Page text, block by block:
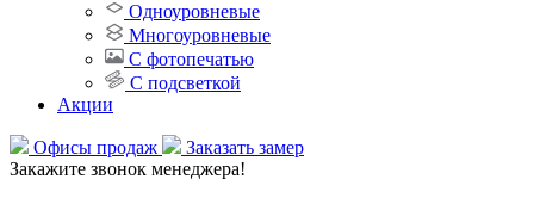
Одноуровневые
Многоуровневые
С фотопечатью
С подсветкой
Акции
Офисы продаж
Заказать замер
Закажите звонок менеджера!